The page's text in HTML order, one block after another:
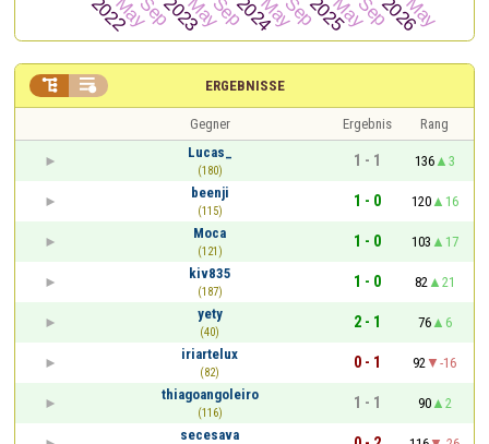
ERGEBNISSE
 
Gegner Ergebnis
Rang
Lucas_
(180)
1 - 1 136
3
beenji
(115)
1 - 0 120
16
Moca
(121)
1 - 0 103
17
kiv835
(187)
1 - 0 82
21
yety
(40)
2 - 1 76
6
iriartelux
(82)
0 - 1 92
-16
thiagoangoleiro
(116)
1 - 1 90
2
secesava